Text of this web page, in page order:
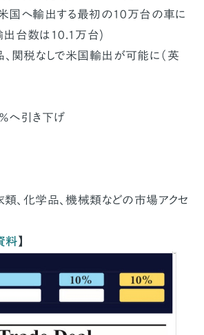
国へ輸出する最初の10万台の車に
出台数は10.1万台)
、関税なしで米国輸出が可能に（英
へ引き下げ
類、化学品、機械類などの市場アクセ
料】